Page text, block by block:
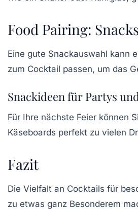
Food Pairing:
Eine gute Snackauswahl kann
zum Cocktail passen, um das
Snackideen für Partys
Für Ihre nächste Feier können
Käseboards perfekt zu vielen
Fazit
Die Vielfalt an Cocktails für
zu etwas ganz Besonderem